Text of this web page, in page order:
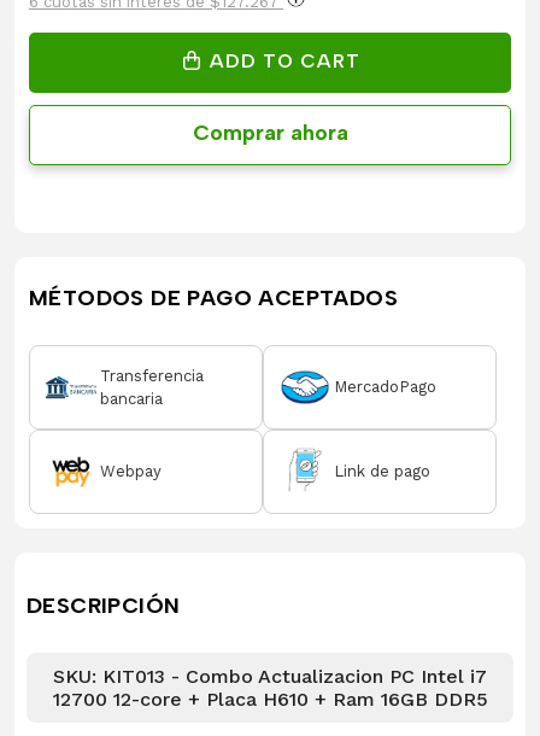
ADD TO CART
Comprar ahora
MÉTODOS DE PAGO ACEPTADOS
Transferencia
bancaria
MercadoPago
Webpay Link de pago
DESCRIPCIÓN
SKU: KIT013 - Combo Actualizacion PC Intel i7
12700 12-core + Placa H610 + Ram 16GB DDR5